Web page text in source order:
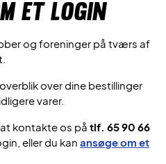
et login
og foreninger på tværs af
over dine bestillinger
varer.
kontakte os på tlf. 65 90 66
eller du kan ansøge om et